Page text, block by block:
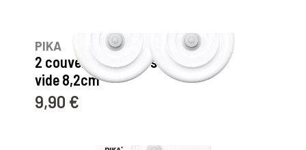
PIKA
2 couvercles universels sous
vide 8,2cm
Prix
9,90 €